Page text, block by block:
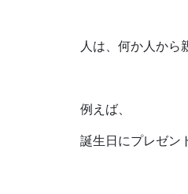
人は、何か人から
例えば、
誕生日にプレゼン